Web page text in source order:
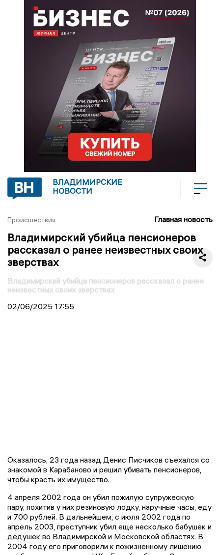
ВЛАДИМИРСКИЕ
НОВОСТИ
Происшествия Главная новость
Владимирский убийца пенсионеров
рассказал о ранее неизвестных своих
зверствах
Владимирский убийца пенсионеров рассказал о ранее
неизвестных своих зверствах
02/06/2025 17:55
Оказалось, 23 года назад Денис Писчиков съехался со
знакомой в Карабаново и решил убивать пенсионеров,
чтобы красть их имущество.
4 апреля 2002 года он убил пожилую супружескую
пару, похитив у них резиновую лодку, наручные часы, еду
и 700 рублей. В дальнейшем, с июля 2002 года по
апрель 2003, преступник убил еще несколько бабушек и
дедушек во Владимирской и Московской областях. В
2004 году его приговорили к пожизненному лишению